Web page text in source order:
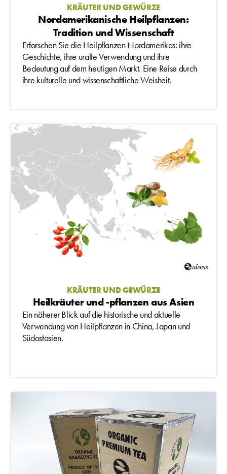
KRÄUTER UND GEWÜRZE
Nordamerikanische Heilpflanzen:
Tradition und Wissenschaft
Erforschen Sie die Heilpflanzen Nordamerikas: ihre
Geschichte, ihre uralte Verwendung und ihre
Bedeutung auf dem heutigen Markt. Eine Reise durch
ihre kulturelle und wissenschaftliche Weisheit.
KRÄUTER UND GEWÜRZE
Heilkräuter und -pflanzen aus Asien
Ein näherer Blick auf die historische und aktuelle
Verwendung von Heilpflanzen in China, Japan und
Südostasien.